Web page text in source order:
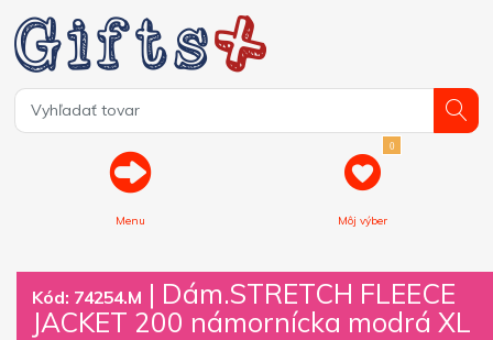
Menu
0
Môj výber
Kód: 74254.M | Dám.STRETCH FLEECE
JACKET 200 námornícka modrá XL